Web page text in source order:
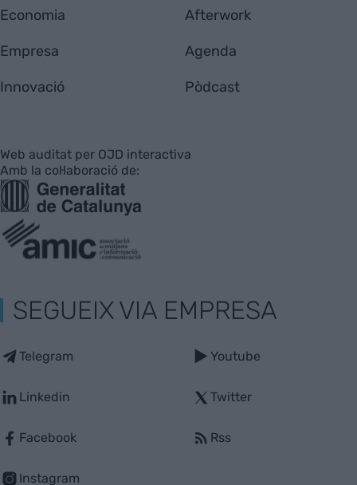
Economia
Empresa
Innovació
Afterwork
Agenda
Pòdcast
Web auditat per OJD interactiva
Amb la col·laboració de:
SEGUEIX VIA EMPRESA
Telegram
Linkedin
Facebook
Instagram
Youtube
Twitter
Rss